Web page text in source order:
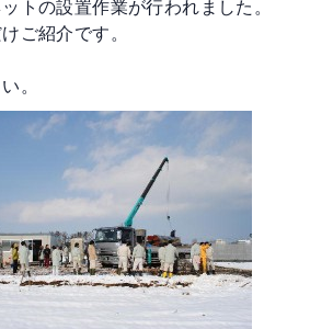
トの設置作業が行われました。
ご紹介です。
。